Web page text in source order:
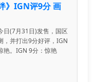
》IGN评9分 画
日(7月31日)发售，国区
，并打出9分好评，IGN
艳。IGN 9分：惊艳